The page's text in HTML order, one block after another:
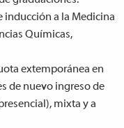
inducción a la Medicina
Químicas,
extemporánea en
de nuevo ingreso de
mixta y a